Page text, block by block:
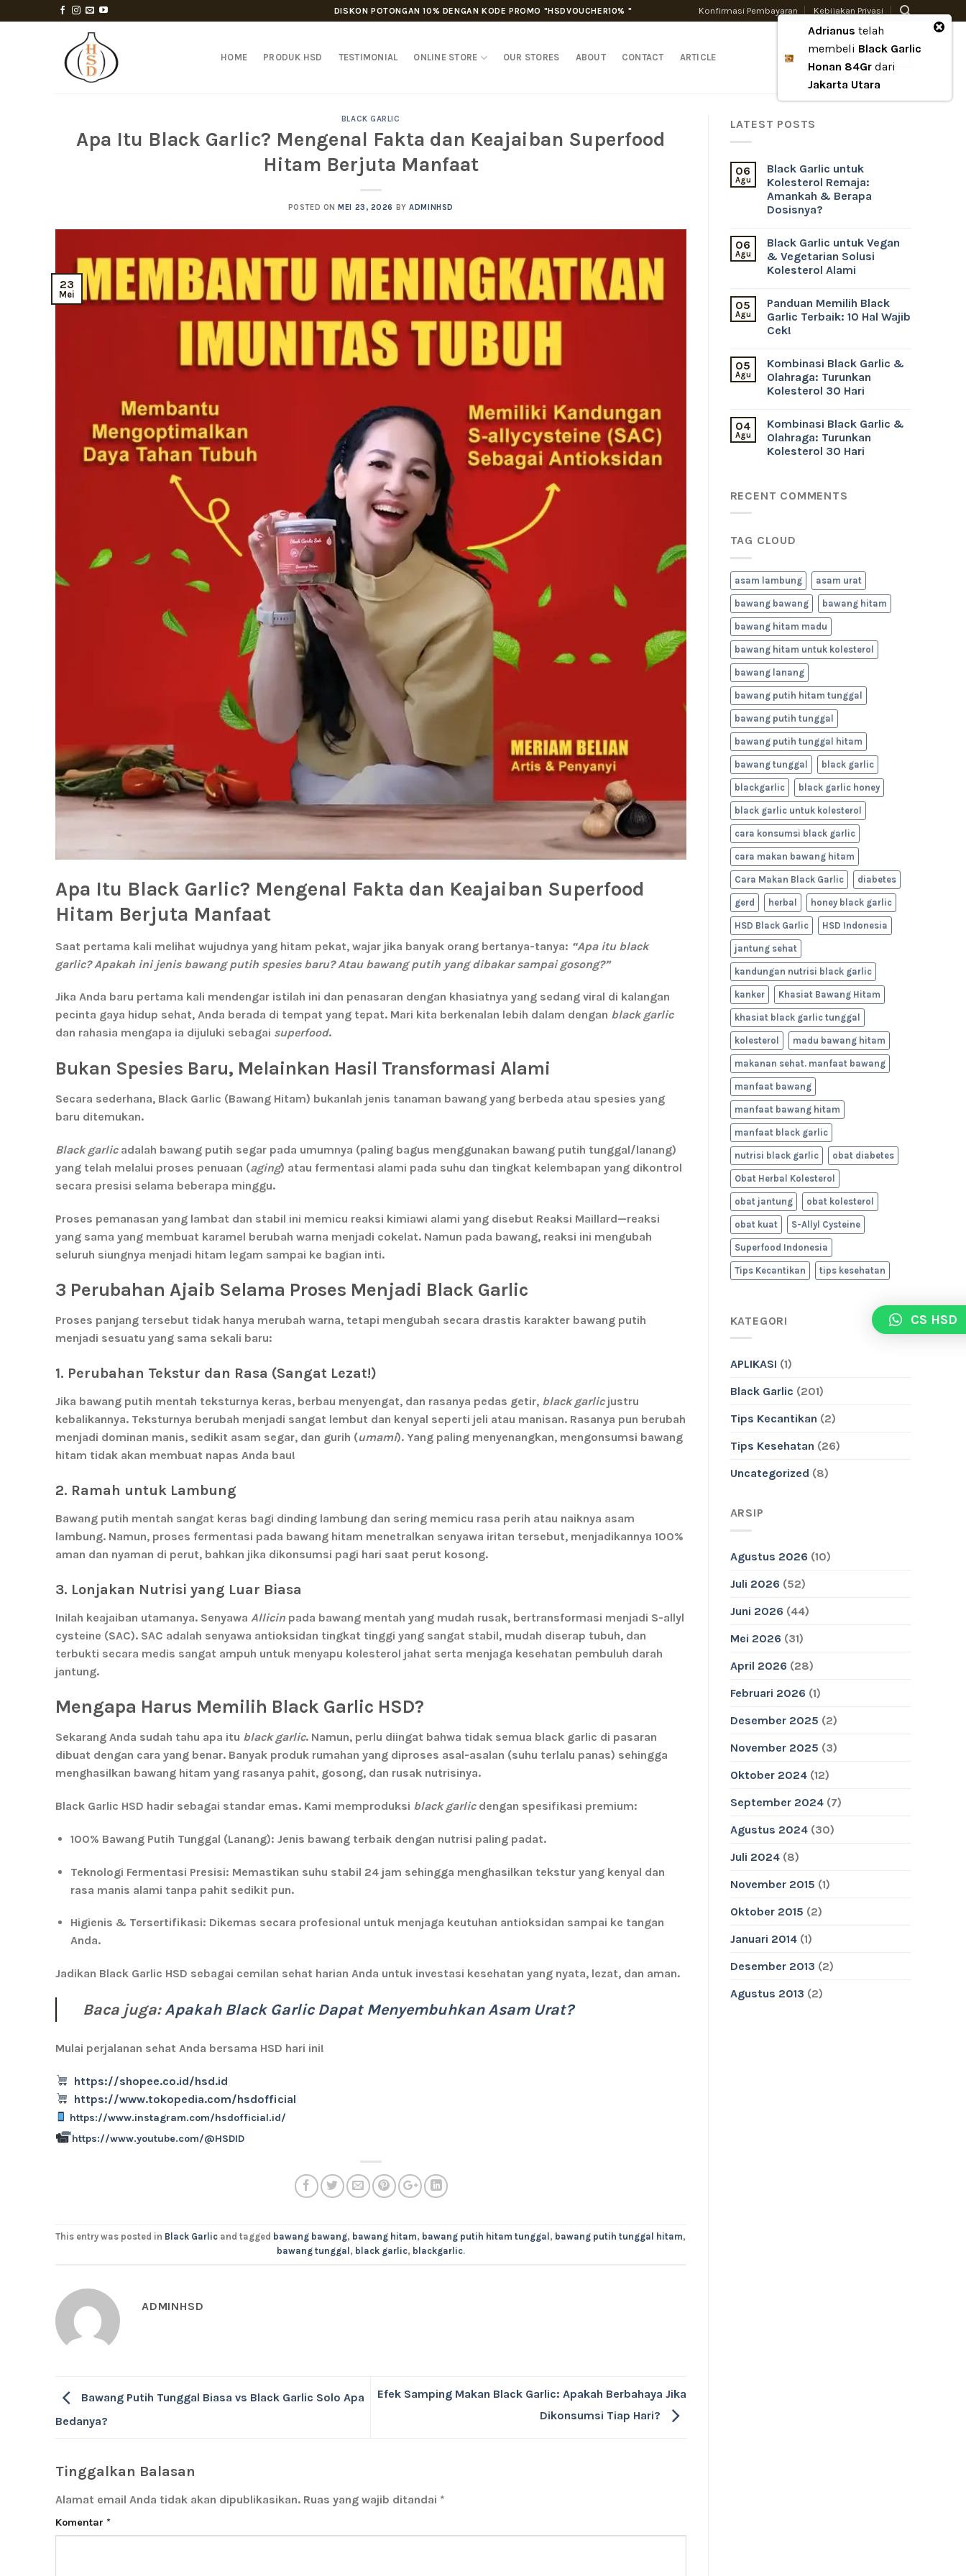
to
DISKON POTONGAN 10% DENGAN KODE PROMO "HSDVOUCHER10% " Konfirmasi Pembayaran Kebijakan Privasi
HOME PRODUK HSD TESTIMONIAL ONLINE STORE OUR STORES ABOUT CONTACT ARTICLE LOGIN
BLACK GARLIC
Apa Itu Black Garlic? Mengenal Fakta dan Keajaiban Superfood
Hitam Berjuta Manfaat
POSTED ONMEI 23, 2026 BYADMINHSD
23
Mei
Apa Itu Black Garlic? Mengenal Fakta dan Keajaiban Superfood
Hitam Berjuta Manfaat
Saat pertama kali melihat wujudnya yang hitam pekat, wajar jika banyak orang bertanya-tanya: “Apa itu black
garlic? Apakah ini jenis bawang putih spesies baru? Atau bawang putih yang dibakar sampai gosong?”
Jika Anda baru pertama kali mendengar istilah ini dan penasaran dengan khasiatnya yang sedang viral di kalangan
pecinta gaya hidup sehat, Anda berada di tempat yang tepat. Mari kita berkenalan lebih dalam dengan black garlic
dan rahasia mengapa ia dijuluki sebagai superfood.
Bukan Spesies Baru, Melainkan Hasil Transformasi Alami
Secara sederhana, Black Garlic (Bawang Hitam) bukanlah jenis tanaman bawang yang berbeda atau spesies yang
baru ditemukan.
Black garlicadalah bawang putih segar pada umumnya (paling bagus menggunakan bawang putih tunggal/lanang)
yang telah melalui proses penuaan (aging) atau fermentasi alami pada suhu dan tingkat kelembapan yang dikontrol
secara presisi selama beberapa minggu.
Proses pemanasan yang lambat dan stabil ini memicu reaksi kimiawi alami yang disebut Reaksi Maillard—reaksi
yang sama yang membuat karamel berubah warna menjadi cokelat. Namun pada bawang, reaksi ini mengubah
seluruh siungnya menjadi hitam legam sampai ke bagian inti.
3 Perubahan Ajaib Selama Proses Menjadi Black Garlic
Proses panjang tersebut tidak hanya merubah warna, tetapi mengubah secara drastis karakter bawang putih
menjadi sesuatu yang sama sekali baru:
1. Perubahan Tekstur dan Rasa (Sangat Lezat!)
Jika bawang putih mentah teksturnya keras, berbau menyengat, dan rasanya pedas getir, black garlicjustru
kebalikannya. Teksturnya berubah menjadi sangat lembut dan kenyal seperti jeli atau manisan. Rasanya pun berubah
menjadi dominan manis, sedikit asam segar, dan gurih (umami). Yang paling menyenangkan, mengonsumsi bawang
hitam tidak akan membuat napas Anda bau!
2. Ramah untuk Lambung
Bawang putih mentah sangat keras bagi dinding lambung dan sering memicu rasa perih atau naiknya asam
lambung. Namun, proses fermentasi pada bawang hitam menetralkan senyawa iritan tersebut, menjadikannya 100%
aman dan nyaman di perut, bahkan jika dikonsumsi pagi hari saat perut kosong.
3. Lonjakan Nutrisi yang Luar Biasa
Inilah keajaiban utamanya. Senyawa Allicin pada bawang mentah yang mudah rusak, bertransformasi menjadi S-allyl
cysteine (SAC). SAC adalah senyawa antioksidan tingkat tinggi yang sangat stabil, mudah diserap tubuh, dan
terbukti secara medis sangat ampuh untuk menyapu kolesterol jahat serta menjaga kesehatan pembuluh darah
jantung.
Mengapa Harus Memilih Black Garlic HSD?
Sekarang Anda sudah tahu apa itu black garlic. Namun, perlu diingat bahwa tidak semua black garlic di pasaran
dibuat dengan cara yang benar. Banyak produk rumahan yang diproses asal-asalan (suhu terlalu panas) sehingga
menghasilkan bawang hitam yang rasanya pahit, gosong, dan rusak nutrisinya.
Black Garlic HSD hadir sebagai standar emas. Kami memproduksi black garlicdengan spesifikasi premium:
100% Bawang Putih Tunggal (Lanang): Jenis bawang terbaik dengan nutrisi paling padat.
Teknologi Fermentasi Presisi: Memastikan suhu stabil 24 jam sehingga menghasilkan tekstur yang kenyal dan
rasa manis alami tanpa pahit sedikit pun.
Higienis & Tersertifikasi: Dikemas secara profesional untuk menjaga keutuhan antioksidan sampai ke tangan
Anda.
Jadikan Black Garlic HSD sebagai cemilan sehat harian Anda untuk investasi kesehatan yang nyata, lezat, dan aman.
Baca juga:Apakah Black Garlic Dapat Menyembuhkan Asam Urat?
Mulai perjalanan sehat Anda bersama HSD hari ini!
https://shopee.co.id/hsd.id
https://www.tokopedia.com/hsdofficial
https://www.instagram.com/hsdofficial.id/
https://www.youtube.com/@HSDID
This entry was posted in Black Garlic and tagged bawang bawang, bawang hitam, bawang putih hitam tunggal , bawang putih tunggal hitam,
bawang tunggal , black garlic, blackgarlic.
ADMINHSD
Bawang Putih Tunggal Biasa vs Black Garlic Solo Apa
Bedanya?
Efek Samping Makan Black Garlic: Apakah Berbahaya Jika
Dikonsumsi Tiap Hari?
Tinggalkan Balasan
Alamat email Anda tidak akan dipublikasikan. Ruas yang wajib ditandai *
Komentar *
LATEST POSTS
06
Agu
Black Garlic untuk
Kolesterol Remaja:
Amankah & Berapa
Dosisnya?
06
Agu
Black Garlic untuk Vegan
& Vegetarian Solusi
Kolesterol Alami
05
Agu
Panduan Memilih Black
Garlic Terbaik: 10 Hal Wajib
Cek!
05
Agu
Kombinasi Black Garlic &
Olahraga: Turunkan
Kolesterol 30 Hari
04
Agu
Kombinasi Black Garlic &
Olahraga: Turunkan
Kolesterol 30 Hari
RECENT COMMENTS
TAG CLOUD
asam lambung asam urat
bawang bawang bawang hitam
bawang hitam madu
bawang hitam untuk kolesterol
bawang lanang
bawang putih hitam tunggal
bawang putih tunggal
bawang putih tunggal hitam
bawang tunggal black garlic
blackgarlic black garlic honey
black garlic untuk kolesterol
cara konsumsi black garlic
cara makan bawang hitam
Cara Makan Black Garlic diabetes
gerd herbal honey black garlic
HSD Black Garlic HSD Indonesia
jantung sehat
kandungan nutrisi black garlic
kanker Khasiat Bawang Hitam
khasiat black garlic tunggal
kolesterol madu bawang hitam
makanan sehat. manfaat bawang
manfaat bawang
manfaat bawang hitam
manfaat black garlic
nutrisi black garlic obat diabetes
Obat Herbal Kolesterol
obat jantung obat kolesterol
obat kuat S-Allyl Cysteine
Superfood Indonesia
Tips Kecantikan tips kesehatan
KATEGORI
APLIKASI (1)
Black Garlic (201)
Tips Kecantikan (2)
Tips Kesehatan (26)
Uncategorized (8)
ARSIP
Agustus 2026 (10)
Juli 2026 (52)
Juni 2026 (44)
Mei 2026 (31)
April 2026 (28)
Februari 2026 (1)
Desember 2025 (2)
November 2025 (3)
Oktober 2024(12)
September 2024(7)
Agustus 2024(30)
Juli 2024(8)
November 2015 (1)
Oktober 2015 (2)
Januari 2014(1)
Desember 2013 (2)
Agustus 2013 (2)
CS HSD
Adrianus telah
membeli Black Garlic
Honan 84Grdari
Jakarta Utara